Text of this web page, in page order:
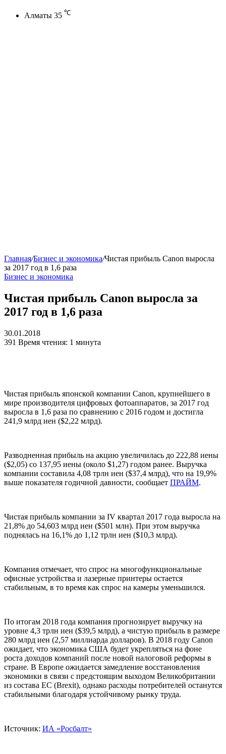
Алматы 35 ℃
Главная/Бизнес и экономика/Чистая прибыль Canon выросла
за 2017 год в 1,6 раза
Бизнес и экономика
Чистая прибыль Canon выросла за
2017 год в 1,6 раза
30.01.2018
391 Время чтения: 1 минута
Чистая прибыль японской компании Canon, крупнейшего в
мире производителя цифровых фотоаппаратов, за 2017 год
выросла в 1,6 раза по сравнению с 2016 годом и достигла
241,9 млрд иен ($2,22 млрд).
Разводненная прибыль на акцию увеличилась до 222,88 иены
($2,05) со 137,95 иены (около $1,27) годом ранее. Выручка
компании составила 4,08 трлн иен ($37,4 млрд), что на 19,9%
выше показателя годичной давности, сообщает ПРАЙМ.
Чистая прибыль компании за IV квартал 2017 года выросла на
21,8% до 54,603 млрд иен ($501 млн). При этом выручка
поднялась на 16,1% до 1,12 трлн иен ($10,3 млрд).
Компания отмечает, что спрос на многофункциональные
офисные устройства и лазерные принтеры остается
стабильным, в то время как спрос на камеры уменьшился.
По итогам 2018 года компания прогнозирует выручку на
уровне 4,3 трлн иен ($39,5 млрд), а чистую прибыль в размере
280 млрд иен (2,57 миллиарда долларов). В 2018 году Canon
ожидает, что экономика США будет укрепляться на фоне
роста доходов компаний после новой налоговой реформы в
стране. В Европе ожидается замедление восстановления
экономики в связи с предстоящим выходом Великобритании
из состава ЕС (Brexit), однако расходы потребителей останутся
стабильными благодаря устойчивому рынку труда.
Источник: ИА «Росбалт»